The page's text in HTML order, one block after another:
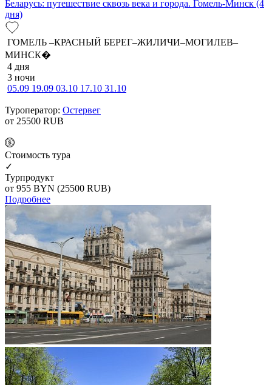
Беларусь: путешествие сквозь века и города. Гомель-Минск (4
дня)
ГОМЕЛЬ –КРАСНЫЙ БЕРЕГ–ЖИЛИЧИ–МОГИЛЕВ–
МИНСК�
4 дня
3 ночи
05.09 19.09 03.10 17.10 31.10
Туроператор: Остервег
от 25500 RUB
Cтоимость тура
✓
Турпродукт
от 955 BYN (25500 RUB)
Подробнее